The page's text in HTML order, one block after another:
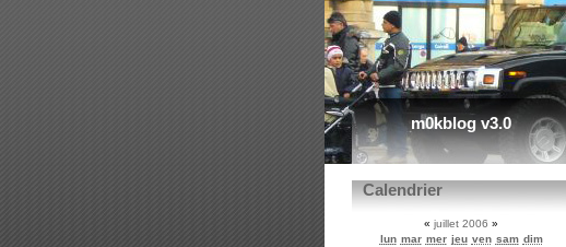
m0kblog v3.0
Calendrier
« juillet 2006 »
lun mar mer jeu ven sam dim